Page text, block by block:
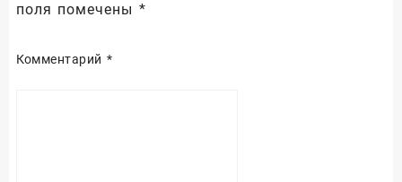
поля помечены *
Комментарий *